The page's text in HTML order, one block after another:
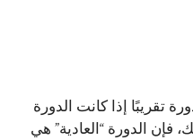
تقريبًا إذا كانت الدورة
14) ومع ذلك، فإن الدورة “العادية” هي